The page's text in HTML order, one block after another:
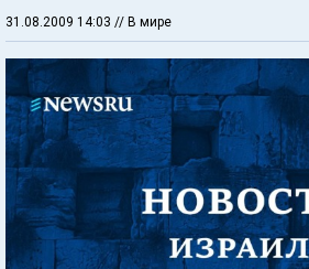
31.08.2009 14:03 // В мире